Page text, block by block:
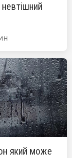
який може